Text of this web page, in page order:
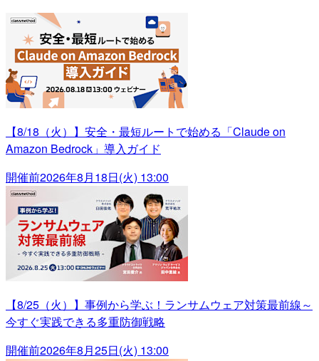
【8/18（火）】安全・最短ルートで始める「Claude on
Amazon Bedrock」導入ガイド
開催前2026年8月18日(火) 13:00
【8/25（火）】事例から学ぶ！ランサムウェア対策最前線～
今すぐ実践できる多重防御戦略
開催前2026年8月25日(火) 13:00